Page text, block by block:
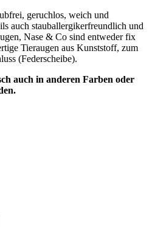
geruchlos, weich und
auch stauballergikerfreundlich und
Nase & Co sind entweder fix
Tieraugen aus Kunststoff, zum
(Federscheibe).
auch in anderen Farben oder